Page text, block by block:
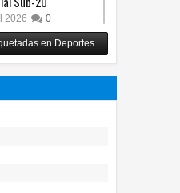
2026 0
a Toluca y
trofeo de
de Campeones
2026 0
en Deportes